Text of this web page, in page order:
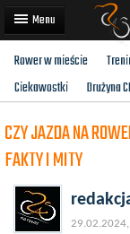
Artykuły
Wyścigi rowerowe
Użytkownicy
Dodaj
Rower w mieście
Ciekawostki
Drużyna
CZY JAZDA NA
FAKTY I MITY
29.02.2024,